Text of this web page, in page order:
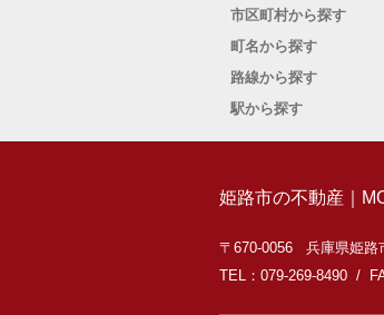
市区町村から探す
町名から探す
路線から探す
駅から探す
姫路市の不動産｜
〒670-0056 兵庫県姫路
TEL：079-269-8490 /